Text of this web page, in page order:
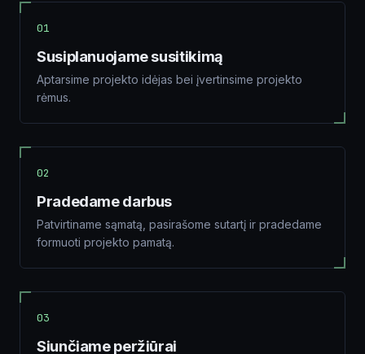
01
Susiplanuojame susitikimą
Aptarsime projekto idėjas bei įvertinsime projekto
rėmus.
02
Pradedame darbus
Patvirtiname sąmatą, pasirašome sutartį ir pradedame
formuoti projekto pamatą.
03
Siunčiame peržiūrai